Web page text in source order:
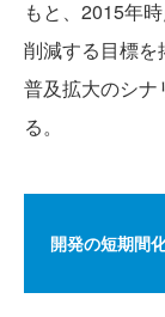
もと、2015年
削減する目標
普及拡大のシ
る。
開発の短期間